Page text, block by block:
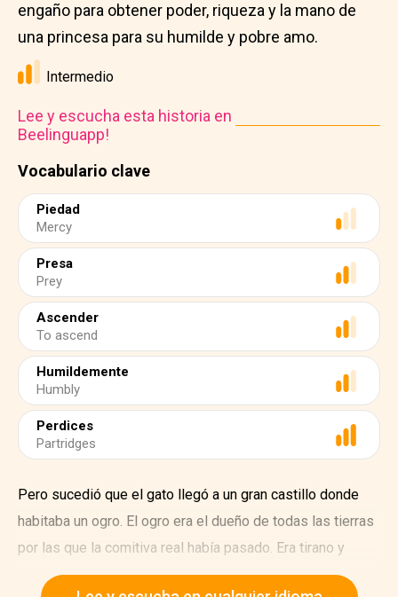
Vocabulario clave
Piedad
Mercy
Presa
Prey
Ascender
To ascend
Humildemente
Humbly
Perdices
Partridges
engaño para obtener poder, riqueza y la mano de
una princesa para su humilde y pobre amo.
Intermedio
Lee y escucha esta historia en
Beelinguapp!
Pero sucedió que el gato llegó a un gran castillo donde
habitaba un ogro. El ogro era el dueño de todas las tierras
por las que la comitiva real había pasado. Era tirano y
cruel, y todos sus inquilinos y sirvientes le tenían